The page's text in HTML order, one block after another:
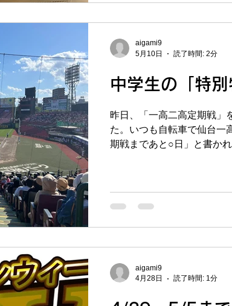
と・・とほほ。。 さて、
あと1ヶ月というところに
があるので、先生たちに集
学年・各科目ごと、またそ
げ方は違います。使うツー
「応用系の対策プリント」
上げ方が合っているのかを
数を意識して目標点クリア
中学生の「特別
昨日、「一高二高定期戦」
た。いつも自転車で仙台一
期戦まであと○日」と書か
に覗かせてもらいました。
て、ゴールデンウィークも
間テストまで時間があるの
ます。この5/9（土）と5/10
員来てもらって特訓授業を
aigami9
5月10日
読了時間: 2分
aigami9
4月28日
読了時間: 1分